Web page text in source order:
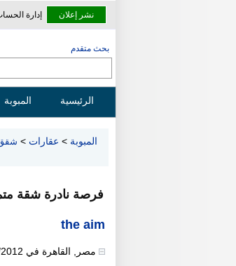
نشر إعلان إدارة
بحث متقدم
الرئيسية المبوبة
المبوبة > عقارات >
فرصة نادرة شقة
the aim
مصر القاهرة في